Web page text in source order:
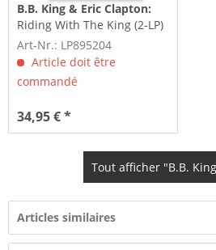
B.B. King & Eric Clapton:
Riding With The King (2-LP)
Art-Nr.: LP895204
Article doit être
commandé
34,95 € *
Tout afficher "B.B.
Articles similaires